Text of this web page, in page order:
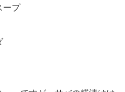
ープ